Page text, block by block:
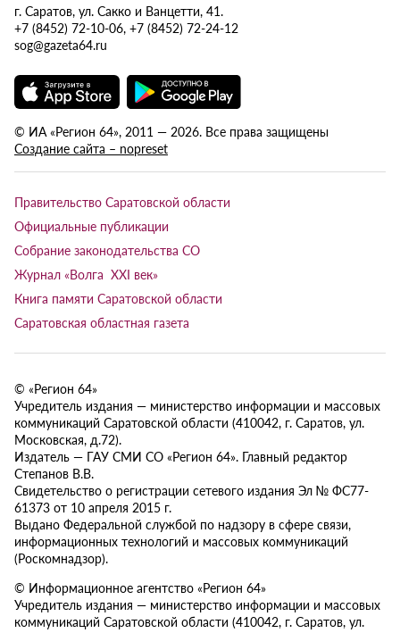
г. Саратов, ул. Сакко и Ванцетти, 41.
+7 (8452) 72-10-06, +7 (8452) 72-24-12
sog@gazeta64.ru
© ИА «Регион 64», 2011 — 2026. Все права защищены
Создание сайта – nopreset
Правительство Саратовской области
Официальные публикации
Собрание законодательства СО
Журнал «Волга XXI век»
Книга памяти Саратовской области
Саратовская областная газета
© «Регион 64»
Учредитель издания — министерство информации и массовых
коммуникаций Саратовской области (410042, г. Саратов, ул.
Московская, д.72).
Издатель — ГАУ СМИ СО «Регион 64». Главный редактор
Степанов В.В.
Свидетельство о регистрации сетевого издания Эл № ФС77-
61373 от 10 апреля 2015 г.
Выдано Федеральной службой по надзору в сфере связи,
информационных технологий и массовых коммуникаций
(Роскомнадзор).
© Информационное агентство «Регион 64»
Учредитель издания — министерство информации и массовых
коммуникаций Саратовской области (410042, г. Саратов, ул.